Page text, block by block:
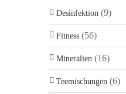
Desinfektion (9)
Fitness (56)
Mineralien (16)
Teemischungen (6)